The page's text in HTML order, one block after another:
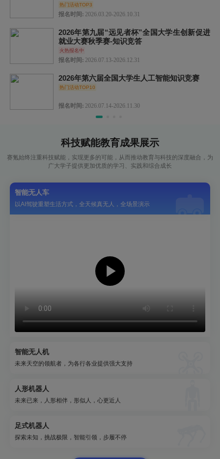
热门活动TOP3
报名时间: 2026.03.20-2026.10.31
2026年第九届“远见者杯”全国大学生创新促进
就业大赛秋季赛-知识竞答
火热报名中
报名时间: 2026.07.13-2026.12.31
2026年第六届全国大学生人工智能知识竞赛
热门活动TOP10
报名时间: 2026.07.14-2026.11.30
科技赋能教育成果展示
赛氪始终注重科技赋能，实现更多的可能，从而推动教育与科技的深度融合，为
广大学子提供更加优质的学习、实践和综合成长
智能无人车
以AI驾驶重塑生活方式，全天候真无人，全场景演示
智能无人机
未来天空的领航者，为各行各业提供强大支持
人形机器人
未来已来，人形相伴，形似人，心更近人
足式机器人
探索未知，挑战极限，智能引领，步履不停